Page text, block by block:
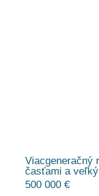
Viacgeneračný
časťami a
500 000 €